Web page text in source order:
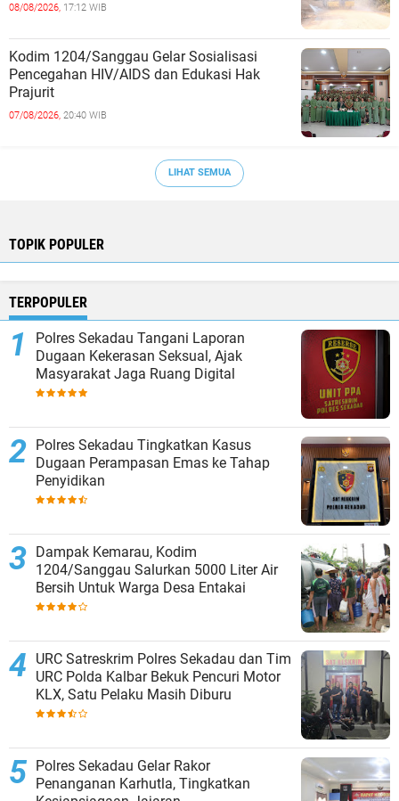
08/08/2026, 17:12 WIB
Kodim 1204/Sanggau Gelar Sosialisasi
Pencegahan HIV/AIDS dan Edukasi Hak
Prajurit
07/08/2026, 20:40 WIB
LIHAT SEMUA
TOPIK POPULER
TERPOPULER
Polres Sekadau Tangani Laporan
Dugaan Kekerasan Seksual, Ajak
Masyarakat Jaga Ruang Digital
Polres Sekadau Tingkatkan Kasus
Dugaan Perampasan Emas ke Tahap
Penyidikan
Dampak Kemarau, Kodim
1204/Sanggau Salurkan 5000 Liter Air
Bersih Untuk Warga Desa Entakai
URC Satreskrim Polres Sekadau dan Tim
URC Polda Kalbar Bekuk Pencuri Motor
KLX, Satu Pelaku Masih Diburu
Polres Sekadau Gelar Rakor
Penanganan Karhutla, Tingkatkan